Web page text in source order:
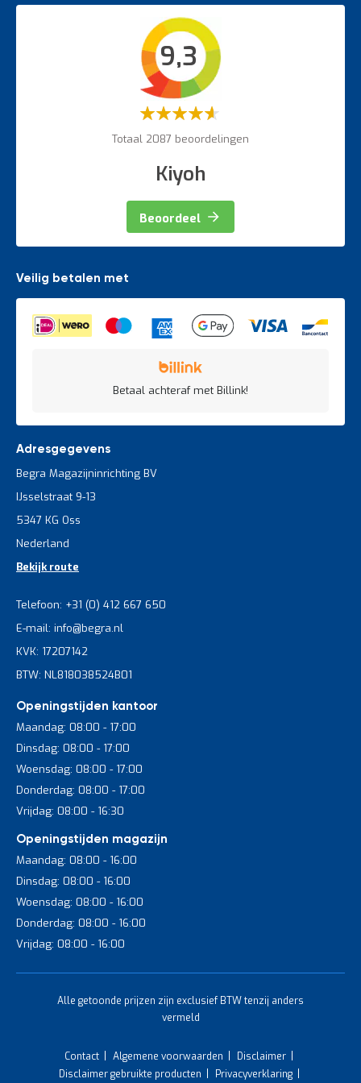
Bordestrappen
9,3
Waardering:
Totaal 2087 beoordelingen
Kiyoh
Beoordeel
Veilig betalen met
Betaal achteraf met Billink!
Adresgegevens
Begra Magazijninrichting BV
IJsselstraat 9-13
5347 KG Oss
Nederland
Bekijk route
Telefoon: +31 (0) 412 667 650
E-mail: info@begra.nl
KVK: 17207142
BTW: NL818038524B01
Openingstijden kantoor
Maandag: 08:00 - 17:00
Dinsdag: 08:00 - 17:00
Woensdag: 08:00 - 17:00
Donderdag: 08:00 - 17:00
Vrijdag: 08:00 - 16:30
Openingstijden magazijn
Maandag: 08:00 - 16:00
Dinsdag: 08:00 - 16:00
Woensdag: 08:00 - 16:00
Donderdag: 08:00 - 16:00
Vrijdag: 08:00 - 16:00
Alle getoonde prijzen zijn exclusief BTW tenzij anders
vermeld
Contact Algemene voorwaarden
Disclaimer
Disclaimer gebruikte producten
Privacyverklaring